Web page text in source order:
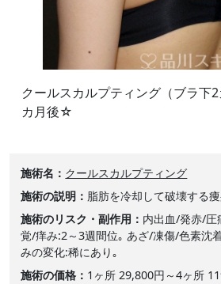
クールスカルプティング（ブラ
カ月後☆
施術名
クールスカルプティング
施術の説明
脂肪を冷却して破壊する
施術のリスク・副作用
内出血/発赤/圧
覚/痒み:2～3週間位｡ あざ/凍傷/色素沈
みの変化:稀にあり｡
施術の価格
1ヶ所 29,800円～4ヶ所